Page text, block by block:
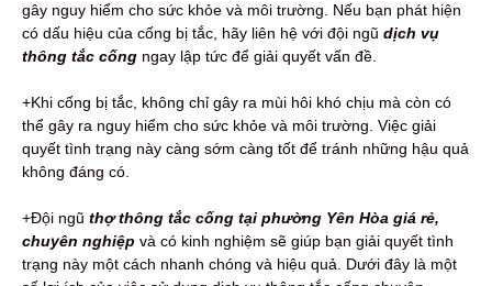
gây nguy hiểm cho sức khỏe và môi trường. Nếu bạn phát hiện
có dấu hiệu của cống bị tắc, hãy liên hệ với đội ngũ dịch vụ
thông tắc cống ngay lập tức để giải quyết vấn đề.
+Khi cống bị tắc, không chỉ gây ra mùi hôi khó chịu mà còn có
thể gây ra nguy hiểm cho sức khỏe và môi trường. Việc giải
quyết tình trạng này càng sớm càng tốt để tránh những hậu quả
không đáng có.
+Đội ngũ thợ thông tắc cống tại phường Yên Hòa giá rẻ,
chuyên nghiệp và có kinh nghiệm sẽ giúp bạn giải quyết tình
trạng này một cách nhanh chóng và hiệu quả. Dưới đây là một